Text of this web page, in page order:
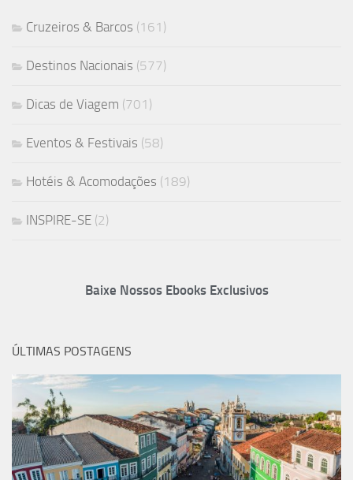
Cruzeiros & Barcos (161)
Destinos Nacionais (577)
Dicas de Viagem (701)
Eventos & Festivais (58)
Hotéis & Acomodações (189)
INSPIRE-SE (2)
Baixe Nossos Ebooks Exclusivos
ÚLTIMAS POSTAGENS